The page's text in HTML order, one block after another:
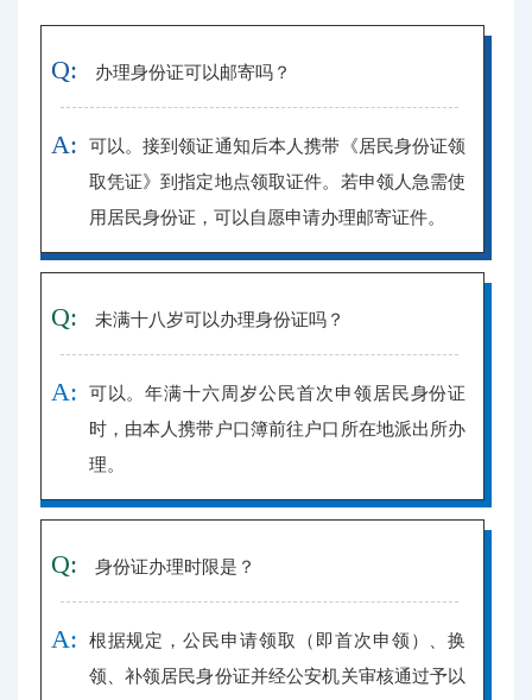
Q: 办理身份证可以邮寄吗？
A:
可以。接到领证通知后本人携带《居民身份证领
取凭证》到指定地点领取证件。若申领人急需使
用居民身份证，可以自愿申请办理邮寄证件。
Q: 未满十八岁可以办理身份证吗？
A:
可以。年满十六周岁公民首次申领居民身份证
时，由本人携带户口簿前往户口所在地派出所办
理。
Q: 身份证办理时限是？
A:
根据规定，公民申请领取（即首次申领）、换
领、补领居民身份证并经公安机关审核通过予以